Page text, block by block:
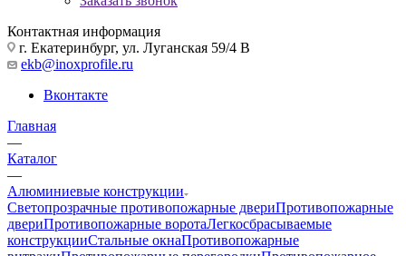
Контактная информация
г. Екатеринбург, ул. Луганская 59/4 В
ekb@inoxprofile.ru
Вконтакте
Главная
—
Каталог
—
Алюминиевые конструкции
Светопрозрачные противопожарные двериПротивопожарные
двериПротивопожарные воротаЛегкосбрасываемые
конструкцииСтальные окнаПротивопожарные